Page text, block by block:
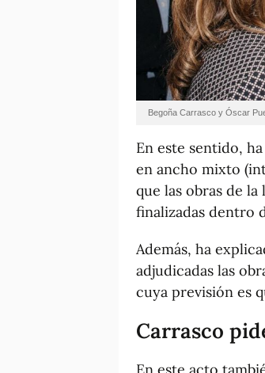
Begoña Carrasco y Óscar
En este sentido,
en ancho mixto
que las obras de
finalizadas dentro
Además, ha
adjudicadas las
cuya previsión es
Carrasco
En este acto